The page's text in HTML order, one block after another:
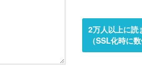
2万人以上に読
（SSL化時に